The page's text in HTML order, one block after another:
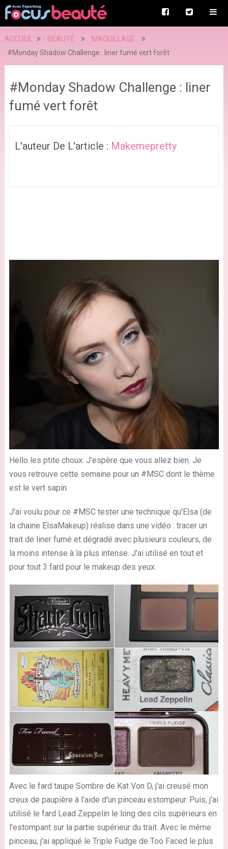
ACCUEIL BEAUTÉ
MAQUILLAGE
#Monday Shadow Challenge : liner fumé vert forêt
#Monday Shadow Challenge : liner
fumé vert forêt
L'auteur De L'article : Makemepretty
Hello les ptite choux. J'espère que vous allez bien. Je
vous retrouve cette semaine pour un #MSC dont le thème
est le vert sapin.
J'ai voulu pour ce #MSC tester une technique qu'Elsa (de
la chaine ElsaMakeup) réalise dans une vidéo : tracer un
trait de liner fumé et dégradé avec plusieurs couleurs, de
la moins intense à la plus intense. J'ai utilisé en tout et
pour tout 3 fard pour le makeup des yeux.
Avec le fard taupe Sombre de Kat Von D, j'ai creusé mon
creux de paupière à l'aide d'un pinceau estompeur. Puis, j'ai
utilisé le fard Lead Zeppelin le long des cils supérieurs en
l'estompant sur la partie supérieur du trait. Avec le même
pinceau, j'ai appliqué le Triple Fudge de Too Faced le plus